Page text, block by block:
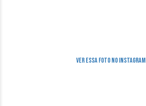
Ver essa foto no Instagram